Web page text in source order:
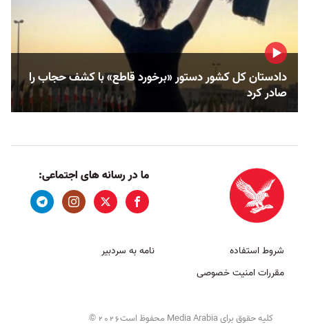
دادستان کل کشور دستور «برخورد قاطع» با کشف حجاب را
صادر کرد
ما در رسانه های اجتماعی:
شروط استفاده
مقررات امنیت خصوصی
نامه به سردبیر
کلیه حقوق برای Media Arabia محفوظ است 2026
©